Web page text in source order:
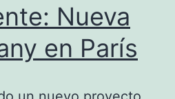
Nueva
en París